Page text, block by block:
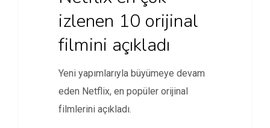
izlenen 10 orijinal
filmini açıkladı
Yeni yapımlarıyla büyümeye devam
eden Netflix, en popüler orijinal
filmlerini açıkladı.